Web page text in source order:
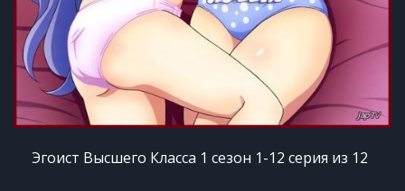
Эгоист Высшего Класса 1 сезон 1-12 серия из 12